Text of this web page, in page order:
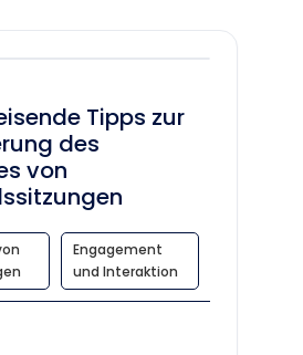
Tipps zur
des
von
Engagement
und Interaktion